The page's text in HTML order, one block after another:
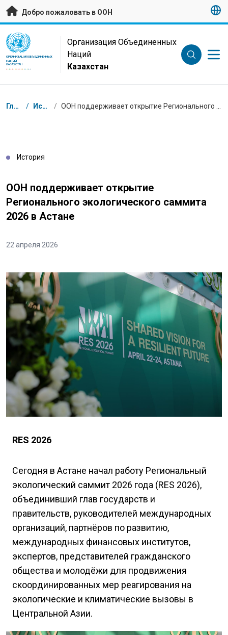
Перейти к основному содержанию
Добро пожаловать в ООН
UN Logo
ОРГАНИЗАЦИЯ ОБЪЕДИНЕННЫХ
НАЦИЙ
КАЗАХСТАН
Организация Объединенных
Наций
Казахстан
Навигационная цепочка
Главная / Истории /
История
ООН поддерживает открытие
Регионального экологического саммита
2026 в Астане
22 апреля 2026
RES 2026
Сегодня в Астане начал работу Региональный
экологический саммит 2026 года (RES 2026),
объединивший глав государств и
правительств, руководителей международных
организаций, партнёров по развитию,
международных финансовых институтов,
экспертов, представителей гражданского
общества и молодёжи для продвижения
скоординированных мер реагирования на
экологические и климатические вызовы в
Центральной Азии.